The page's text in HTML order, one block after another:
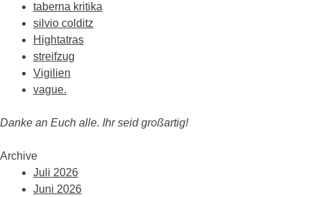
taberna kritika
silvio colditz
Hightatras
streifzug
Vigilien
vague.
Danke an Euch alle. Ihr seid großartig!
Archive
Juli 2026
Juni 2026